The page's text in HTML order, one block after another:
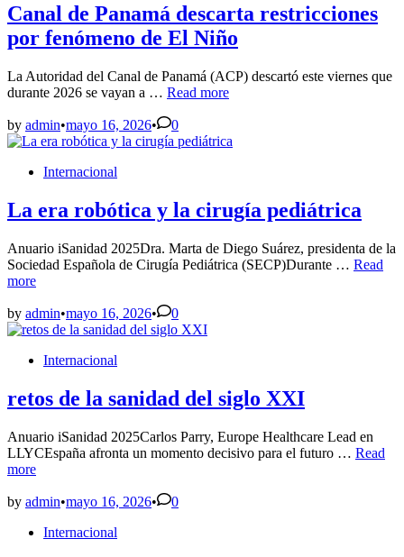
Estado
Islámico
Canal de Panamá descarta restricciones
por fenómeno de El Niño
La Autoridad del Canal de Panamá (ACP) descartó este viernes que
durante 2026 se vayan a … Canal
Panamá
descarta
de
El
Read more
by admin•mayo 16, 2026• 0
PostedInternacional
La era robótica y la cirugía pediátrica
Anuario iSanidad 2025Dra. Marta de Diego Suárez, presidenta de la
Sociedad Española de Cirugía Pediátrica (SECP)Durante … La
Read
more
by admin•mayo 16, 2026• 0
PostedInternacional
retos de la sanidad del siglo XXI
Anuario iSanidad 2025Carlos Parry, Europe Healthcare Lead en
LLYCEspaña afronta un momento decisivo para el futuro … retos
Read
more
by admin•mayo 16, 2026•
0
PostedInternacional